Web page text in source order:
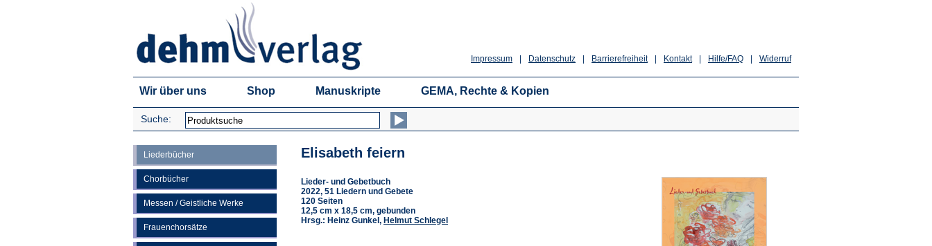
Widerruf
Hilfe/FAQ
Kontakt
Barrierefreiheit
Datenschutz
Impressum
Wir über uns Shop Manuskripte GEMA, Rechte & Kopien
Suche:
Liederbücher
Chorbücher
Messen / Geistliche Werke
Frauenchorsätze
Elisabeth feiern
Lieder- und Gebetbuch
2022, 51 Liedern und Gebete
120 Seiten
12,5 cm x 18,5 cm, gebunden
Hrsg.: Heinz Gunkel, Helmut Schlegel